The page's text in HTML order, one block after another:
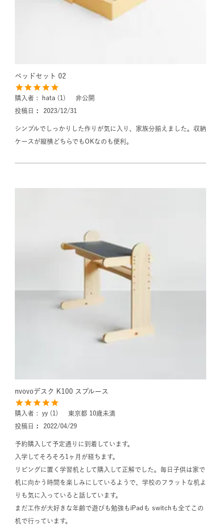
ベッドセット 02
購入者 hata 1
非公開
投稿日
2023/12/31
シンプルでしっかりした作りが気に入り、家族分揃えました。収納
ケースが縦横どちらでもOKなのも便利。
nvovoデスク K100 スプルース
購入者 yy 1 東京都 10歳未満
投稿日
2022/04/29
予約購入して予定通りに到着しています。
入学してそろそろ1ヶ月が経ちます。
リビングに置く学習机として購入して正解でした。毎日子供は家で
机に向かう時間を楽しみにしているようで、学校のフラットな机よ
りも気に入っていると話しています。
まだ工作が大好きな年齢で遊びも勉強もiPadも switchも全てこの
机で行っています。